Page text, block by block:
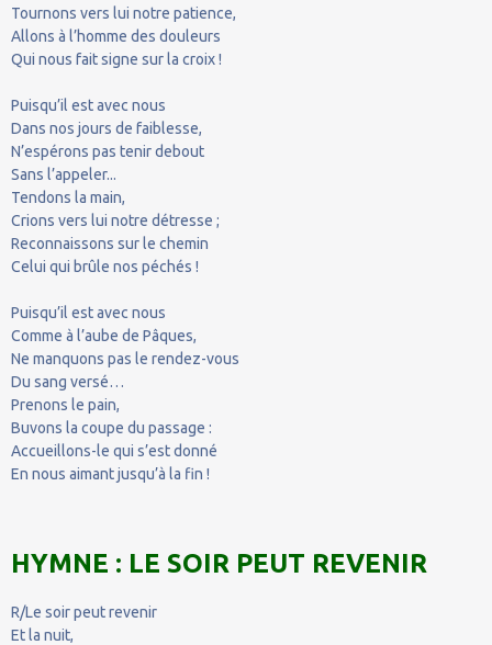
Tournons vers lui notre patience,
Allons à l’homme des douleurs
Qui nous fait signe sur la croix !
Puisqu’il est avec nous
Dans nos jours de faiblesse,
N’espérons pas tenir debout
Sans l’appeler...
Tendons la main,
Crions vers lui notre détresse ;
Reconnaissons sur le chemin
Celui qui brûle nos péchés !
Puisqu’il est avec nous
Comme à l’aube de Pâques,
Ne manquons pas le rendez-vous
Du sang versé…
Prenons le pain,
Buvons la coupe du passage :
Accueillons-le qui s’est donné
En nous aimant jusqu’à la fin !
HYMNE : LE SOIR PEUT REVENIR
R/Le soir peut revenir
Et la nuit,